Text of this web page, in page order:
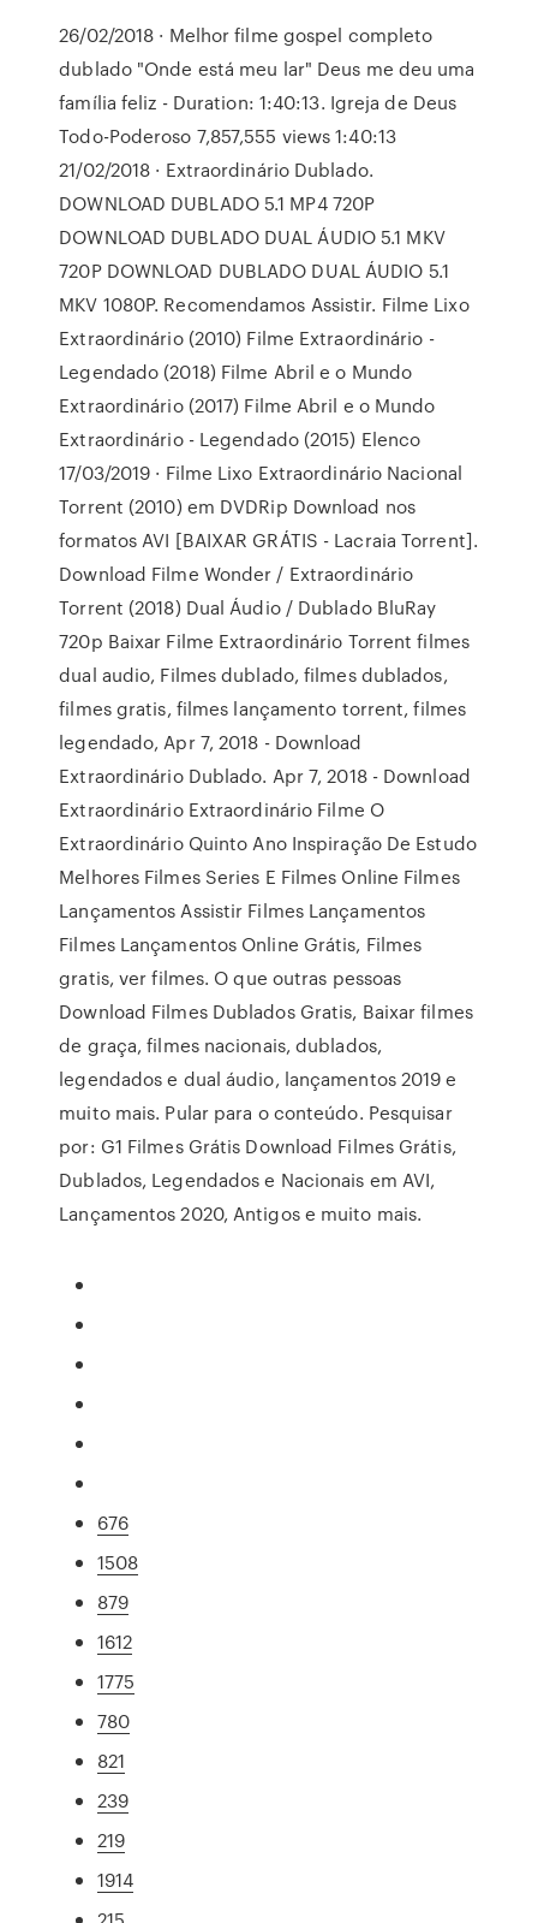
26/02/2018 · Melhor filme gospel completo
dublado "Onde está meu lar" Deus me deu uma
família feliz - Duration: 1:40:13. Igreja de Deus
Todo-Poderoso 7,857,555 views 1:40:13
21/02/2018 · Extraordinário Dublado.
DOWNLOAD DUBLADO 5.1 MP4 720P
DOWNLOAD DUBLADO DUAL ÁUDIO 5.1 MKV
720P DOWNLOAD DUBLADO DUAL ÁUDIO 5.1
MKV 1080P. Recomendamos Assistir. Filme Lixo
Extraordinário (2010) Filme Extraordinário -
Legendado (2018) Filme Abril e o Mundo
Extraordinário (2017) Filme Abril e o Mundo
Extraordinário - Legendado (2015) Elenco
17/03/2019 · Filme Lixo Extraordinário Nacional
Torrent (2010) em DVDRip Download nos
formatos AVI [BAIXAR GRÁTIS - Lacraia Torrent].
Download Filme Wonder / Extraordinário
Torrent (2018) Dual Áudio / Dublado BluRay
720p Baixar Filme Extraordinário Torrent filmes
dual audio, Filmes dublado, filmes dublados,
filmes gratis, filmes lançamento torrent, filmes
legendado, Apr 7, 2018 - Download
Extraordinário Dublado. Apr 7, 2018 - Download
Extraordinário Extraordinário Filme O
Extraordinário Quinto Ano Inspiração De Estudo
Melhores Filmes Series E Filmes Online Filmes
Lançamentos Assistir Filmes Lançamentos
Filmes Lançamentos Online Grátis, Filmes
gratis, ver filmes. O que outras pessoas
Download Filmes Dublados Gratis, Baixar filmes
de graça, filmes nacionais, dublados,
legendados e dual áudio, lançamentos 2019 e
muito mais. Pular para o conteúdo. Pesquisar
por: G1 Filmes Grátis Download Filmes Grátis,
Dublados, Legendados e Nacionais em AVI,
Lançamentos 2020, Antigos e muito mais.
676
1508
879
1612
1775
780
821
239
219
1914